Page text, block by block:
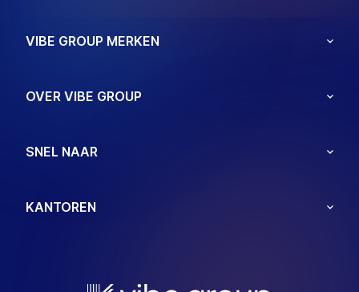
VIBE GROUP MERKEN
OVER VIBE GROUP
SNEL NAAR
KANTOREN